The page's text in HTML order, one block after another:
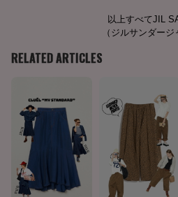
以上すべてJIL
（ジルサンダージ